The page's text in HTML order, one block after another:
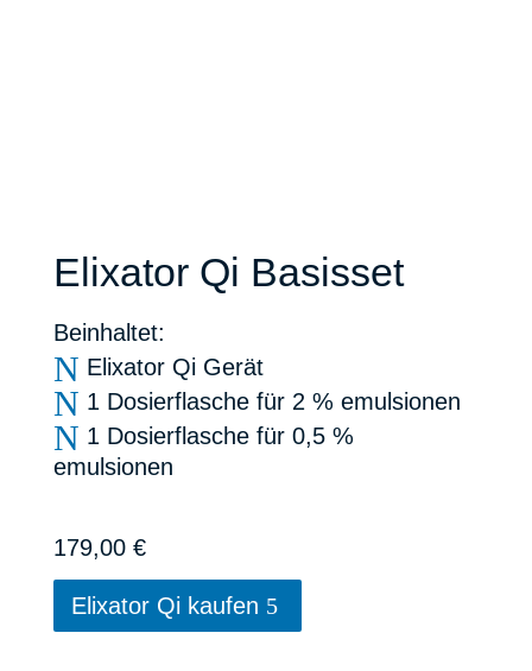
Elixator Qi Basisset
Beinhaltet:
N Elixator Qi Gerät
N 1 Dosierflasche für 2 % emulsionen
N 1 Dosierflasche für 0,5 %
emulsionen
179,00 €
Elixator Qi kaufen